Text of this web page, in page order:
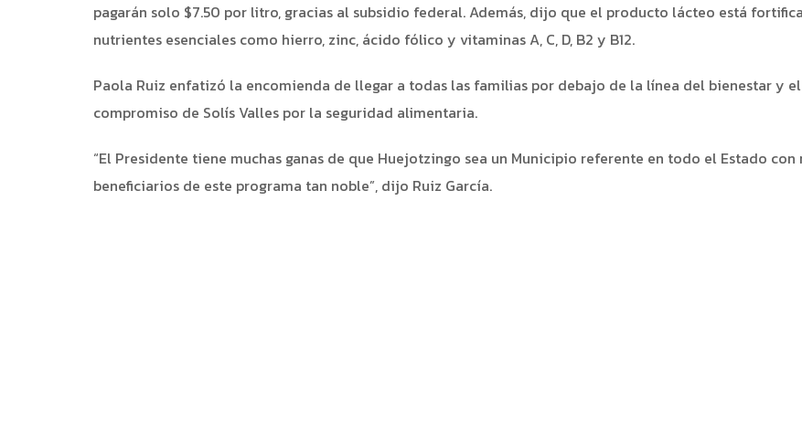
pagarán solo $7.50 por litro, gracias al subsidio federal. Además, dijo que el producto lácteo está
nutrientes esenciales como hierro, zinc, ácido fólico y vitaminas A, C, D, B2 y B12.
Paola Ruiz enfatizó la encomienda de llegar a todas las familias por debajo de la línea del bienestar y el
compromiso de Solís Valles por la seguridad alimentaria.
“El Presidente tiene muchas ganas de que Huejotzingo sea un Municipio referente en todo el Estado con
beneficiarios de este programa tan noble”, dijo Ruiz García.